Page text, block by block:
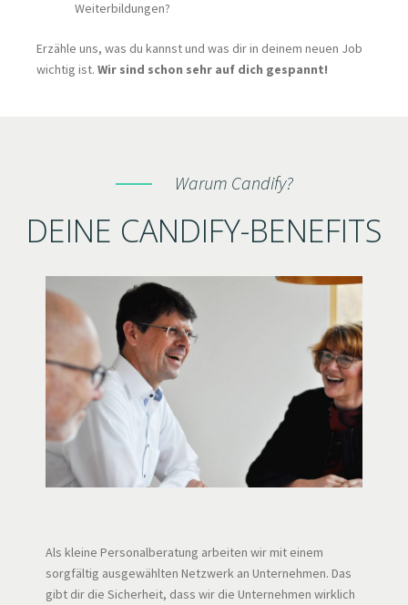
Weiterbildungen?
Erzähle uns, was du kannst und was dir in deinem neuen Job
wichtig ist. Wir sind schon sehr auf dich gespannt!
Warum Candify?
DEINE CANDIFY-BENEFITS
Als kleine Personalberatung arbeiten wir mit einem
sorgfältig ausgewählten Netzwerk an Unternehmen. Das
gibt dir die Sicherheit, dass wir die Unternehmen wirklich